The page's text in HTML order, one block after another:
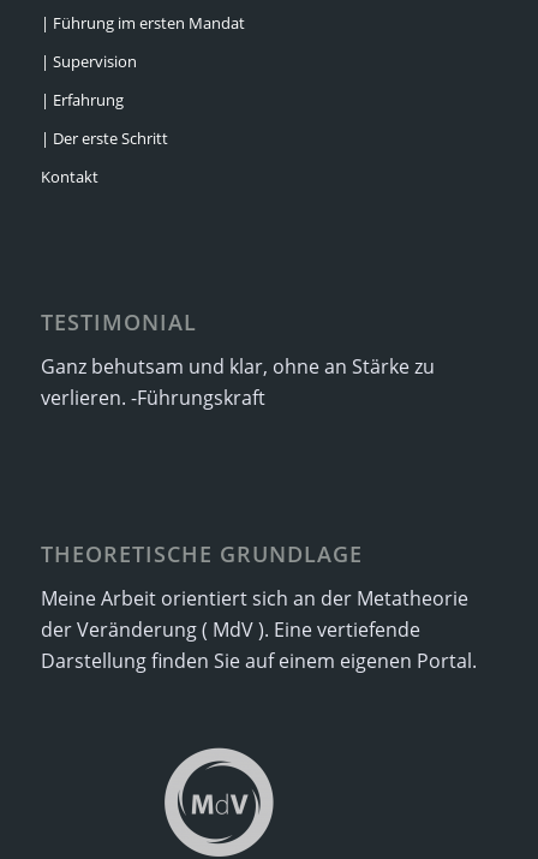
| Führung im ersten Mandat
| Supervision
| Erfahrung
| Der erste Schritt
Kontakt
TESTIMONIAL
Ganz behutsam und klar, ohne an Stärke zu
verlieren. -Führungskraft
THEORETISCHE GRUNDLAGE
Meine Arbeit orientiert sich an der Metatheorie
der Veränderung ( MdV ). Eine vertiefende
Darstellung finden Sie auf einem eigenen Portal.